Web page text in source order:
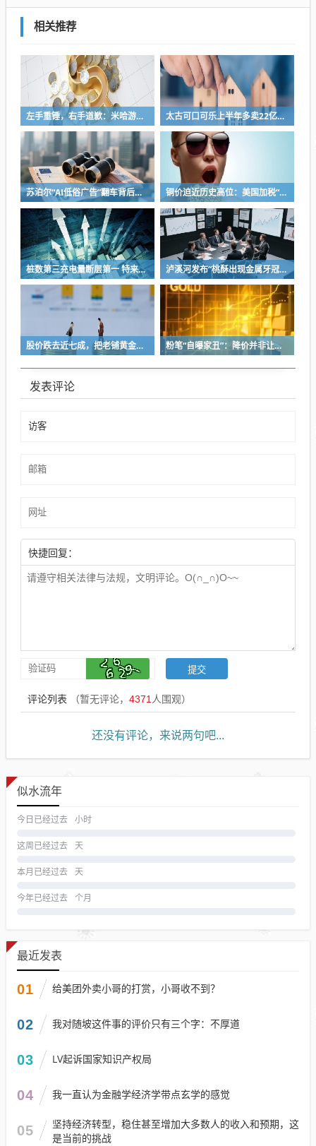
相关推荐
左手重锤，右手道歉：米哈游陷入彷徨 太古可口可乐上半年多卖22亿+，中国内地市场贡献超7成
苏泊尔“AI低俗广告”翻车背后：83%外资全盘掌控，陷入流量内卷、质量频发的负循环 铜价迫近历史高位：美国加税“抢铜”、中国立法保护
桩数第三充电量断层第一 特来电们为什么赢不了滴滴？ 泸溪河发布“桃酥出现金属牙冠”事件调查结论：视频情况不属实，当事人已主动删除致歉
股价跌去近七成，把老铺黄金当“奢侈品”抢的支持者不买单了 粉笔“自曝家丑”：降价并非让利，模仿同行产品弄巧成拙，同步推出历史学员退费方案
发表评论
快捷回复：
评论列表 （暂无评论， 4371 人围观）
还没有评论，来说两句吧...
似水流年
今日已经过去 小时
这周已经过去 天
本月已经过去 天
今年已经过去 个月
最近发表
01 给美团外卖小哥的打赏，小哥收不到？
02 我对随坡这件事的评价只有三个字：不厚道
03 LV起诉国家知识产权局
04 我一直认为金融学经济学带点玄学的感觉
05
坚持经济转型，稳住甚至增加大多数人的收入和预期，这
是当前的挑战